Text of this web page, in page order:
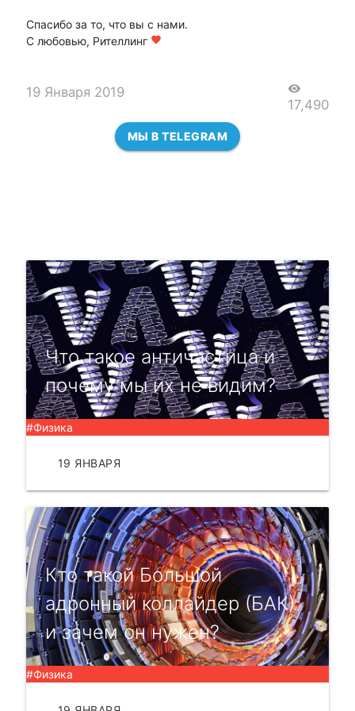
Спасибо за то, что вы с нами.
С любовью, Рителлинг favorite
19 Января 2019 visibility
17,490
МЫ В TELEGRAM
Что такое античастица и
почему мы их не видим?
#Физика
19 ЯНВАРЯ
Кто такой Большой
адронный коллайдер (БАК)
и зачем он нужен?
#Физика